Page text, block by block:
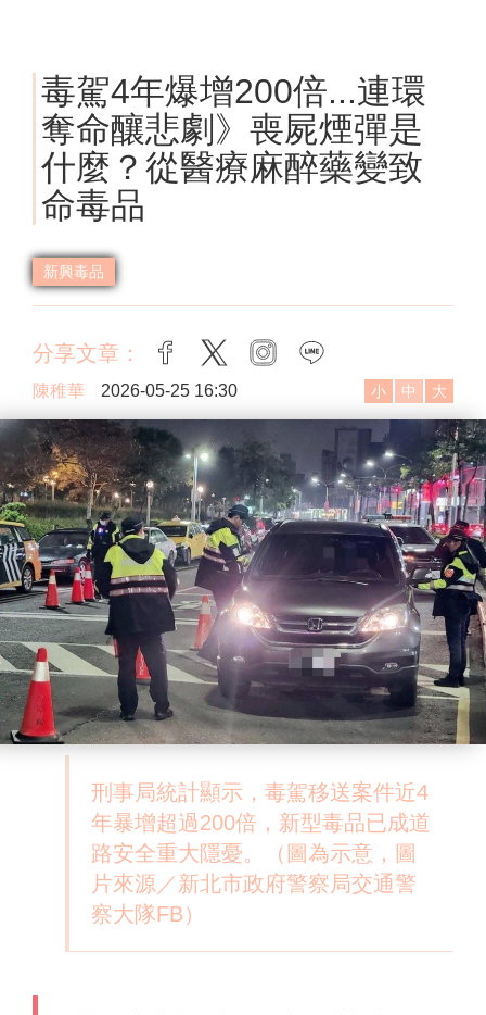
毒駕4年爆增200倍...連環
奪命釀悲劇》喪屍煙彈是
什麼？從醫療麻醉藥變致
命毒品
新興毒品
分享文章： facebook
twitter instagram
陳稚華 2026-05-25 16:30 小 中 大
刑事局統計顯示，毒駕移送案件近4
年暴增超過200倍，新型毒品已成道
路安全重大隱憂。（圖為示意，圖
片來源／新北市政府警察局交通警
察大隊FB）